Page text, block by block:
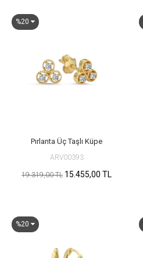
%20
Pırlanta Üç Taşlı Küpe
ARV00393
19.319,00 TL 15.455,00 TL
%20